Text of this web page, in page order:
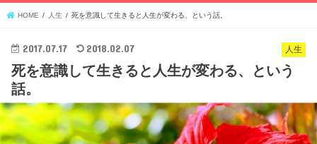
HOME 人生 死を意識して生きると人生が変わる、という話。
人生
2017.07.17 2018.02.07
死を意識して生きると人生が変わる、という
話。